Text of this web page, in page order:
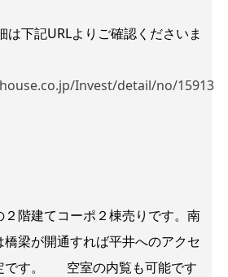
下記URLよりご確認くださいま
Invest/detail/no/15913
階建てコーポ２棟売りです。南
梁が開通すれば平井へのアクセ
です。 空室の内覧も可能です